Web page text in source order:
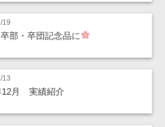
19
部・卒団記念品に
13
12月 実績紹介